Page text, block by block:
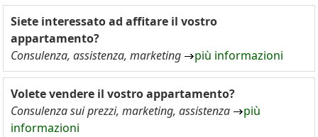
Siete interessato ad affitare il vostro
appartamento?
Consulenza, assistenza, marketing
più informazioni
Volete vendere il vostro appartamento?
Consulenza sui prezzi, marketing, assistenza
più
informazioni